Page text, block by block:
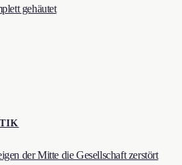
gehäutet
der Mitte die Gesellschaft zerstört